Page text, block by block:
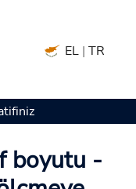
EL | TR
boyutunda
boyutu -